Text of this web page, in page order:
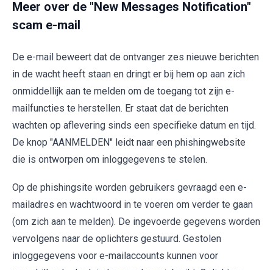
Meer over de "New Messages Notification"
scam e-mail
De e-mail beweert dat de ontvanger zes nieuwe berichten
in de wacht heeft staan en dringt er bij hem op aan zich
onmiddellijk aan te melden om de toegang tot zijn e-
mailfuncties te herstellen. Er staat dat de berichten
wachten op aflevering sinds een specifieke datum en tijd.
De knop "AANMELDEN" leidt naar een phishingwebsite
die is ontworpen om inloggegevens te stelen.
Op de phishingsite worden gebruikers gevraagd een e-
mailadres en wachtwoord in te voeren om verder te gaan
(om zich aan te melden). De ingevoerde gegevens worden
vervolgens naar de oplichters gestuurd. Gestolen
inloggegevens voor e-mailaccounts kunnen voor